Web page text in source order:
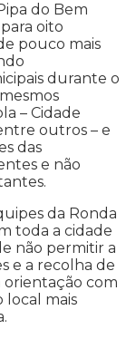
do Bem
oito
pouco mais
durante o
– Cidade
outros – e
das
e não
da Ronda
toda a cidade
não permitir a
e a recolha de
orientação com
local mais